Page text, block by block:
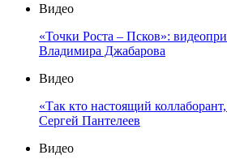
Видео
«Точки Роста – Псков»:
Владимира Джабарова
Видео
«Так кто настоящий
Сергей Пантелеев
Видео